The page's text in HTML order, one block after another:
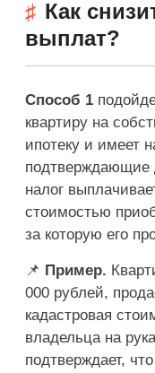
Как
выплат?
Способ 1
квартиру на
ипотеку и имеет
подтверждающие
налог
стоимостью
за которую его
📌 Пример.
000 рублей,
кадастровая
владельца на
подтверждает,